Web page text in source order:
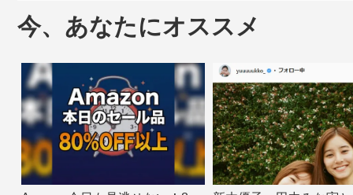
今、あなたにオススメ